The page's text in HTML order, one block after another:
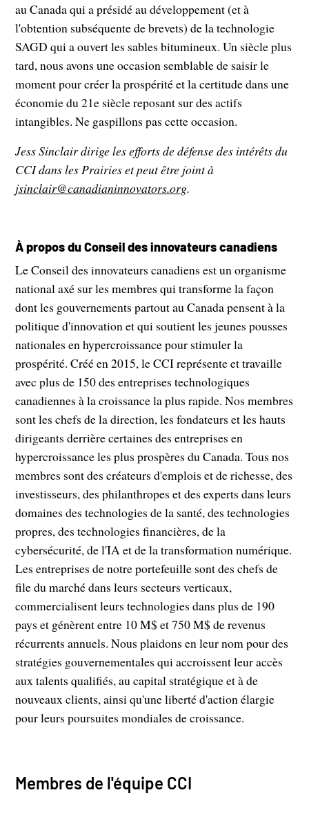
au Canada qui a présidé au développement (et à
l'obtention subséquente de brevets) de la technologie
SAGD qui a ouvert les sables bitumineux. Un siècle plus
tard, nous avons une occasion semblable de saisir le
moment pour créer la prospérité et la certitude dans une
économie du 21e siècle reposant sur des actifs
intangibles. Ne gaspillons pas cette occasion.
Jess Sinclair dirige les efforts de défense des intérêts du
CCI dans les Prairies et peut être joint à
jsinclair@canadianinnovators.org.
À propos du Conseil des innovateurs canadiens
Le Conseil des innovateurs canadiens est un organisme
national axé sur les membres qui transforme la façon
dont les gouvernements partout au Canada pensent à la
politique d'innovation et qui soutient les jeunes pousses
nationales en hypercroissance pour stimuler la
prospérité. Créé en 2015, le CCI représente et travaille
avec plus de 150 des entreprises technologiques
canadiennes à la croissance la plus rapide. Nos membres
sont les chefs de la direction, les fondateurs et les hauts
dirigeants derrière certaines des entreprises en
hypercroissance les plus prospères du Canada. Tous nos
membres sont des créateurs d'emplois et de richesse, des
investisseurs, des philanthropes et des experts dans leurs
domaines des technologies de la santé, des technologies
propres, des technologies financières, de la
cybersécurité, de l'IA et de la transformation numérique.
Les entreprises de notre portefeuille sont des chefs de
file du marché dans leurs secteurs verticaux,
commercialisent leurs technologies dans plus de 190
pays et génèrent entre 10 M$ et 750 M$ de revenus
récurrents annuels. Nous plaidons en leur nom pour des
stratégies gouvernementales qui accroissent leur accès
aux talents qualifiés, au capital stratégique et à de
nouveaux clients, ainsi qu'une liberté d'action élargie
pour leurs poursuites mondiales de croissance.
Membres de l'équipe CCI